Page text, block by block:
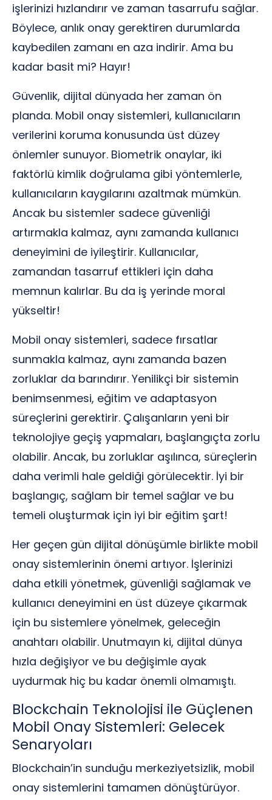
işlerinizi hızlandırır ve zaman tasarrufu sağlar.
Böylece, anlık onay gerektiren durumlarda
kaybedilen zamanı en aza indirir. Ama bu
kadar basit mi? Hayır!
Güvenlik, dijital dünyada her zaman ön
planda. Mobil onay sistemleri, kullanıcıların
verilerini koruma konusunda üst düzey
önlemler sunuyor. Biometrik onaylar, iki
faktörlü kimlik doğrulama gibi yöntemlerle,
kullanıcıların kaygılarını azaltmak mümkün.
Ancak bu sistemler sadece güvenliği
artırmakla kalmaz, aynı zamanda kullanıcı
deneyimini de iyileştirir. Kullanıcılar,
zamandan tasarruf ettikleri için daha
memnun kalırlar. Bu da iş yerinde moral
yükseltir!
Mobil onay sistemleri, sadece fırsatlar
sunmakla kalmaz, aynı zamanda bazen
zorluklar da barındırır. Yenilikçi bir sistemin
benimsenmesi, eğitim ve adaptasyon
süreçlerini gerektirir. Çalışanların yeni bir
teknolojiye geçiş yapmaları, başlangıçta zorlu
olabilir. Ancak, bu zorluklar aşılınca, süreçlerin
daha verimli hale geldiği görülecektir. İyi bir
başlangıç, sağlam bir temel sağlar ve bu
temeli oluşturmak için iyi bir eğitim şart!
Her geçen gün dijital dönüşümle birlikte mobil
onay sistemlerinin önemi artıyor. İşlerinizi
daha etkili yönetmek, güvenliği sağlamak ve
kullanıcı deneyimini en üst düzeye çıkarmak
için bu sistemlere yönelmek, geleceğin
anahtarı olabilir. Unutmayın ki, dijital dünya
hızla değişiyor ve bu değişimle ayak
uydurmak hiç bu kadar önemli olmamıştı.
Blockchain Teknolojisi ile Güçlenen
Mobil Onay Sistemleri: Gelecek
Senaryoları
Blockchain’in sunduğu merkeziyetsizlik, mobil
onay sistemlerini tamamen dönüştürüyor.